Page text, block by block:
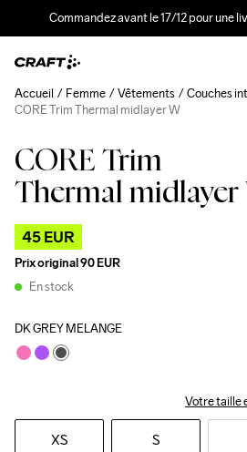
Commandez avant le 17/12 pour une
CORE Trim
Thermal midlayer
45 EUR
Prix original90 EUR
En stock
DK GREY MELANGE
Votre taille
XS S
Accueil Femme Vêtements
Couches
CORE Trim Thermal midlayer W
Outlet